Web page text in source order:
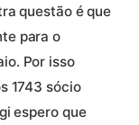
questão é que
para o
Por isso
1743 sócio
espero que